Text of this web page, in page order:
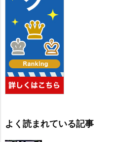
よく読まれている記事